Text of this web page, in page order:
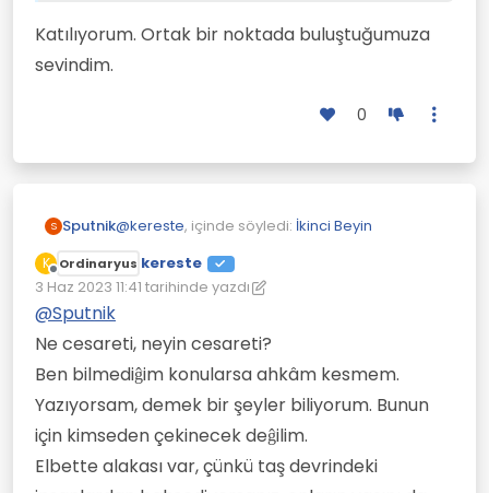
Katılıyorum. Ortak bir noktada buluştuğumuza
sevindim.
0
S Sputnik@kereste, içinde söyledi: İkinci Beyin
Taş devrindeki insanların ömrünün ne
Bağırsak sağlığının önemi anlaşılsın diye
açtım.
@kereste, içinde söyledi:İkinci Beyin
bu nedenle bir çok hastalıĝın sebebi
yüksek yaşın kendisidir
Cesaret edip bu konuya bir şeyler yazdığınız
için sizi tebrik etmem gerekir aslında. Ne bu tür
K
Çevrimdışı
Ordinaryus kereste
3 Haz 2023 11:41 tarihinde yazdı
Son düzenleyen: kereste 6 Mar 2023 11:44
@Sputnik
Ne cesareti, neyin cesareti?
Ben bilmediĝim konularsa ahkâm kesmem.
Yazıyorsam, demek bir şeyler biliyorum. Bunun
için kimseden çekinecek deĝilim.
Elbette alakası var, çünkü taş devrindeki